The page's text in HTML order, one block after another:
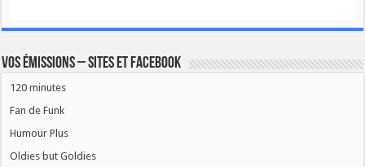
Vos émissions – Sites et Facebook
120 minutes
Fan de Funk
Humour Plus
Oldies but Goldies